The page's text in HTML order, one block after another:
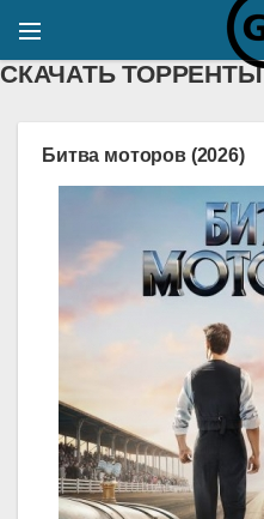
СКАЧАТЬ ТОРРЕНТЫ
Битва моторов (2026)